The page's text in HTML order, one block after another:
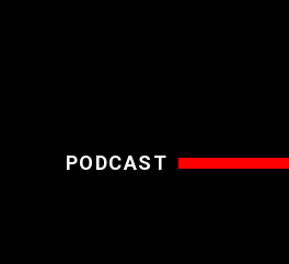
PODCAST